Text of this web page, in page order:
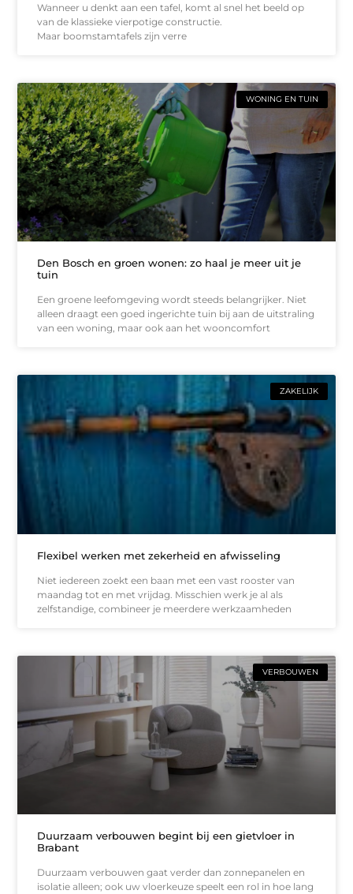
Wanneer u denkt aan een tafel, komt al snel het beeld op
van de klassieke vierpotige constructie.
Maar boomstamtafels zijn verre
WONING EN TUIN
Den Bosch en groen wonen: zo haal je meer uit je
tuin
Een groene leefomgeving wordt steeds belangrijker. Niet
alleen draagt een goed ingerichte tuin bij aan de uitstraling
van een woning, maar ook aan het wooncomfort
ZAKELIJK
Flexibel werken met zekerheid en afwisseling
Niet iedereen zoekt een baan met een vast rooster van
maandag tot en met vrijdag. Misschien werk je al als
zelfstandige, combineer je meerdere werkzaamheden
VERBOUWEN
Duurzaam verbouwen begint bij een gietvloer in
Brabant
Duurzaam verbouwen gaat verder dan zonnepanelen en
isolatie alleen; ook uw vloerkeuze speelt een rol in hoe lang